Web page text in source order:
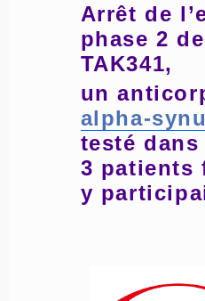
Arrêt de
phase 2 de
TAK341,
un
alpha-
testé dans
3 patients
y